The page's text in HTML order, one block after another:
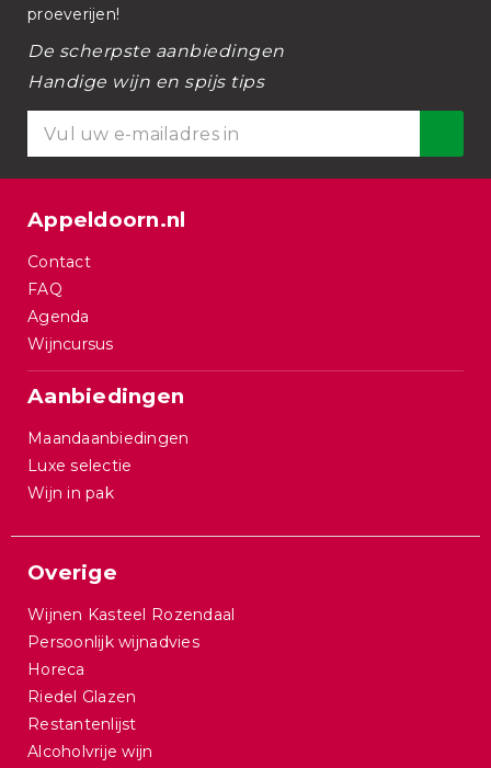
proeverijen!
De scherpste aanbiedingen
Handige wijn en spijs tips
Appeldoorn.nl
Contact
FAQ
Agenda
Wijncursus
Aanbiedingen
Maandaanbiedingen
Luxe selectie
Wijn in pak
Overige
Wijnen Kasteel Rozendaal
Persoonlijk wijnadvies
Horeca
Riedel Glazen
Restantenlijst
Alcoholvrije wijn